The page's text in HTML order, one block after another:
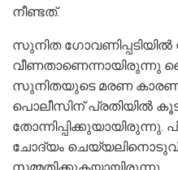
നീണ്ടത്.
സുനിത ഗോവണിപ്പടിയില്‍
വീണതാണെന്നായിരുന്നു
സുനിതയുടെ മരണ
പൊലീസിന് പ്രതിയില്‍
തോന്നിപ്പിക്കുയായിരുന്നു.
ചോദ്യം